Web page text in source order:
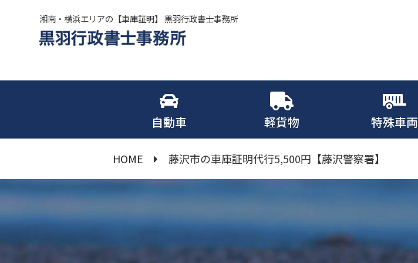
湘南・横浜エリアの【車庫証明】 黒羽行政書士事務所
自動車 軽貨物 特殊車両
HOME 藤沢市の車庫証明代行5,500円【藤沢警察署】